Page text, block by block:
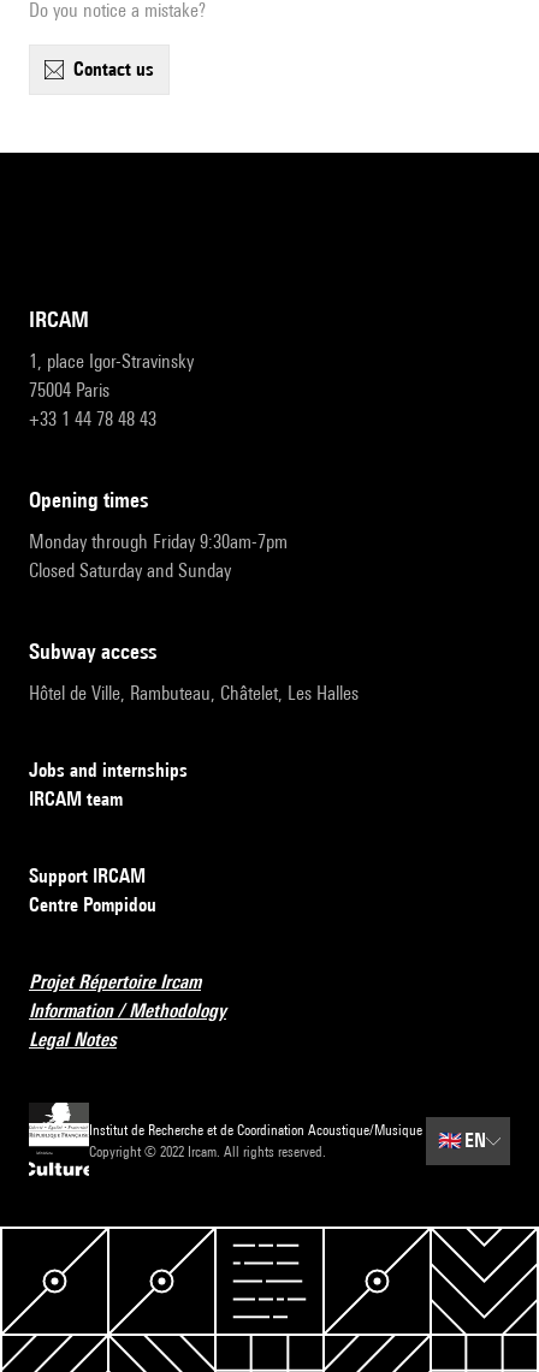
Do you notice a mistake?
contact us
IRCAM
1, place Igor-Stravinsky
75004 Paris
+33 1 44 78 48 43
opening times
Monday through Friday 9:30am-7pm
Closed Saturday and Sunday
subway access
Hôtel de Ville, Rambuteau, Châtelet, Les Halles
Jobs and internships
IRCAM team
Support IRCAM
Centre Pompidou
Projet Répertoire Ircam
Information / Methodology
Legal Notes
Institut de Recherche et de Coordination Acoustique/Musique
Copyright © 2022 Ircam. All rights reserved.
🇬🇧 EN